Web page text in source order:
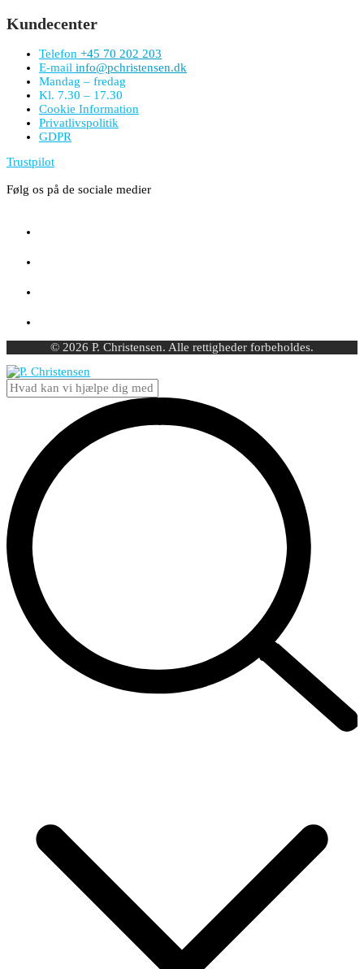
Kundecenter
Telefon +45 70 202 203
E-mail info@pchristensen.dk
Mandag – fredag
Kl. 7.30 – 17.30
Cookie Information
Privatlivspolitik
GDPR
Trustpilot
Følg os på de sociale medier
© 2026 P. Christensen. Alle rettigheder forbeholdes.